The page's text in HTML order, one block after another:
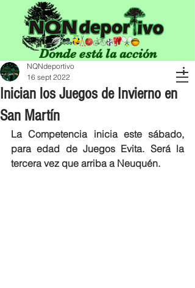
Donde está la acción
Inician los Juegos de Invierno en
San Martín
NQNdeportivo
16 sept 2022
La Competencia inicia este sábado,
para edad de Juegos Evita. Será la
tercera vez que arriba a Neuquén.